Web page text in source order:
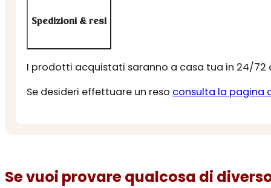
Spedizioni & resi
I prodotti acquistati saranno a casa tua in 24/72
Se desideri effettuare un reso consulta la pagina
Se vuoi provare qualcosa di